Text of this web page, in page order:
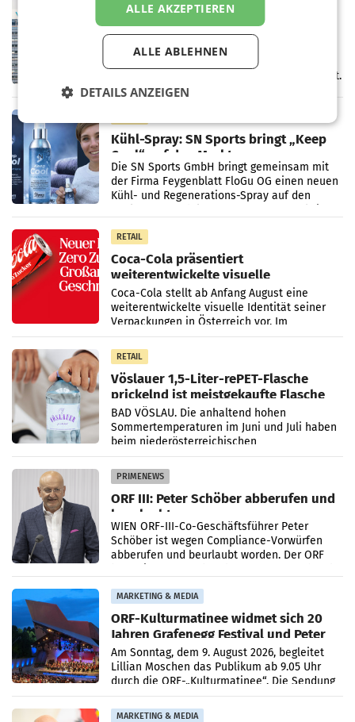
voestalpine verzeichnet solides
erstes Quartal und steigert EBITDA
Der voestalpine-Konzern hat im 1. Quartal
des Geschäftsjahres 2026/27 (1. April bis 30.
Juni 2026) ein solides Ergebnis erwirtschaftet.
Der Umsatz stieg im Vergleich zur
Kühl-Spray: SN Sports bringt „Keep
Cool“ auf den Markt
Die SN Sports GmbH bringt gemeinsam mit
der Firma Feygenblatt FloGu OG einen neuen
Kühl- und Regenerations-Spray auf den
RETAIL
Coca-Cola präsentiert
weiterentwickelte visuelle
Markenidentität
Coca-Cola stellt ab Anfang August eine
weiterentwickelte visuelle Identität seiner
Verpackungen in Österreich vor. Im
Mittelpunkt des Redesigns stehen zentrale
Gestaltungselemente
RETAIL
Vöslauer 1,5-Liter-rePET-Flasche
prickelnd ist meistgekaufte Flasche
Österreichs
BAD VÖSLAU. Die anhaltend hohen
Sommertemperaturen im Juni und Juli haben
beim niederösterreichischen
Getränkehersteller Vöslauer zu deutlichen
Absatzzuwächsen geführt. Während
PRIMENEWS
ORF III: Peter Schöber abberufen und
beurlaubt
WIEN ORF-III-Co-Geschäftsführer Peter
Schöber ist wegen Compliance-Vorwürfen
abberufen und beurlaubt worden. Der ORF
MARKETING & MEDIA
ORF-Kulturmatinee widmet sich 20
Jahren Grafenegg Festival und Peter
Simonischek
Am Sonntag, dem 9. August 2026, begleitet
Lillian Moschen das Publikum ab 9.05 Uhr
durch die ORF-„Kulturmatinee“. Die Sendung
startet mit der Dokumentation „20 Jahre
Grafenegg
MARKETING & MEDIA
ALLE AKZEPTIEREN
ALLE ABLEHNEN
DETAILS ANZEIGEN